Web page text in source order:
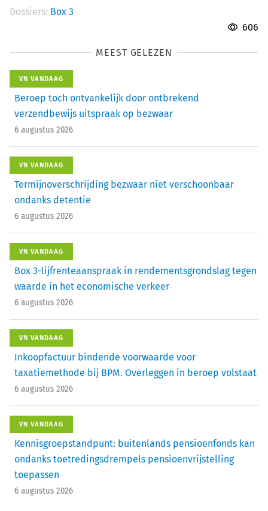
Dossiers: Box 3
606
MEEST GELEZEN
VN VANDAAG
Beroep toch ontvankelijk door ontbrekend
verzendbewijs uitspraak op bezwaar
6 augustus 2026
VN VANDAAG
Termijnoverschrijding bezwaar niet verschoonbaar
ondanks detentie
6 augustus 2026
VN VANDAAG
Box 3-lijfrenteaanspraak in rendementsgrondslag tegen
waarde in het economische verkeer
6 augustus 2026
VN VANDAAG
Inkoopfactuur bindende voorwaarde voor
taxatiemethode bij BPM. Overleggen in beroep volstaat
6 augustus 2026
VN VANDAAG
Kennisgroepstandpunt: buitenlands pensioenfonds kan
ondanks toetredingsdrempels pensioenvrijstelling
toepassen
6 augustus 2026